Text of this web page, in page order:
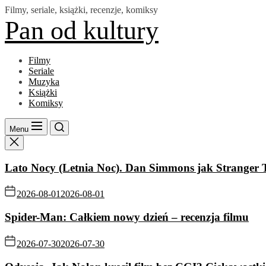
Skip
to
the
content
Filmy, seriale, książki, recenzje, komiksy
Pan od kultury
Filmy
Seriale
Muzyka
Książki
Komiksy
Menu
Lato Nocy (Letnia Noc). Dan Simmons jak Stranger
2026-08-012026-08-01
Spider-Man: Całkiem nowy dzień – recenzja filmu
2026-07-302026-07-30